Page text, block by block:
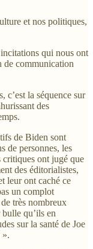
et nos politiques,
qui nous ont
de communication
c’est la séquence sur
des
de Biden sont
de personnes, les
critiques ont jugé que
des éditorialistes,
leur ont caché ce
un complot
très nombreux
qu’ils en
sur la santé de Joe
».